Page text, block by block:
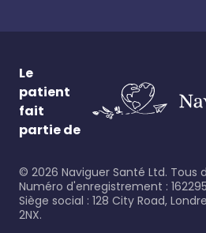
Le
patient
fait
partie de
© 2026 Naviguer Santé Ltd. Tous
Numéro d'enregistrement :
Siège social : 128 City Road,
2NX.